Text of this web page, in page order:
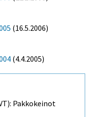
(16.5.2006)
(4.4.2005)
Pakkokeinot